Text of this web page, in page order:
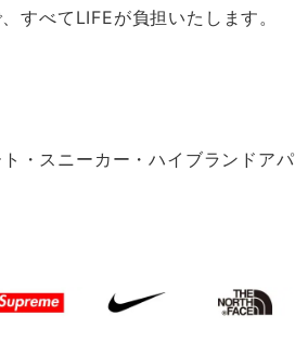
すべてLIFEが負担いたします。
・スニーカー・ハイブランドアパ